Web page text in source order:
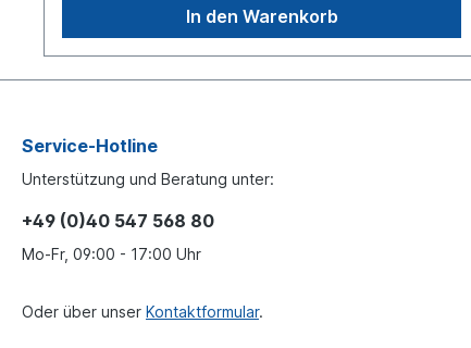
In den Warenkorb
Service-Hotline
Unterstützung und Beratung unter:
+49 (0)40 547 568 80
Mo-Fr, 09:00 - 17:00 Uhr
Oder über unser Kontaktformular.